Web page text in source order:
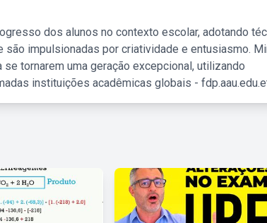
dos alunos no contexto escolar, adotando
impulsionadas por criatividade e entusiasmo.
tornarem uma geração excepcional, utilizando
instituições acadêmicas globais -